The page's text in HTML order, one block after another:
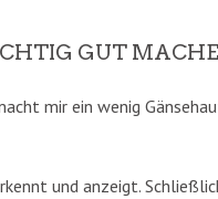
GUT
mir ein wenig
und anzeigt.